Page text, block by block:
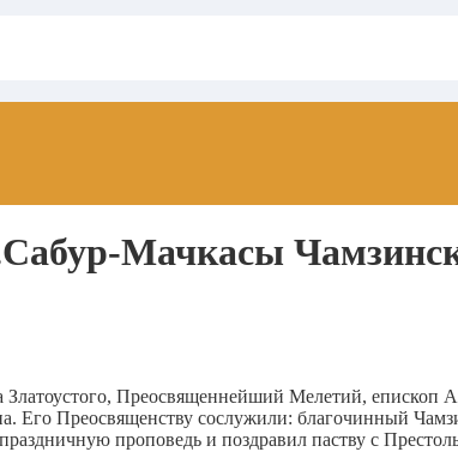
Мачкасы
Златоустого, Преосвященнейший Мелетий, епископ
Его Преосвященству сослужили: благочинный
проповедь и поздравил паству с